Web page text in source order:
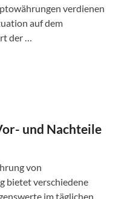
verdienen
auf dem
der …
und Nachteile
von
bietet verschiedene
im täglichen